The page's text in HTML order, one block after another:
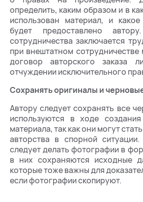
определить, каким образом и в
использован материал, и
будет предоставлено
сотрудничества заключается
при внештатном
договор авторского заказа
отчуждении исключительного
Сохранять оригиналы и
Автору следует сохранять все
используются в ходе создания
материала, так как они могут
авторства в спорной
следует делать фотографии в
в них сохраняются исходные
которые тоже важны для
если фотографии скопируют.